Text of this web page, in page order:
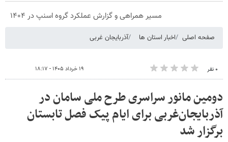
مسیر همراهی و گزارش عملکرد گروه اسنپ در ۱۴۰۴
صفحه اصلی اخبار استان ها آذربایجان غربی
۰ نفر ۱۹ خرداد ۱۴۰۵ - ۱۸:۱۷
دومین مانور سراسری طرح ملی سامان در
آذربایجان‌غربی برای ایام پیک فصل تابستان
برگزار شد